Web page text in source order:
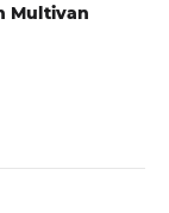
Multivan